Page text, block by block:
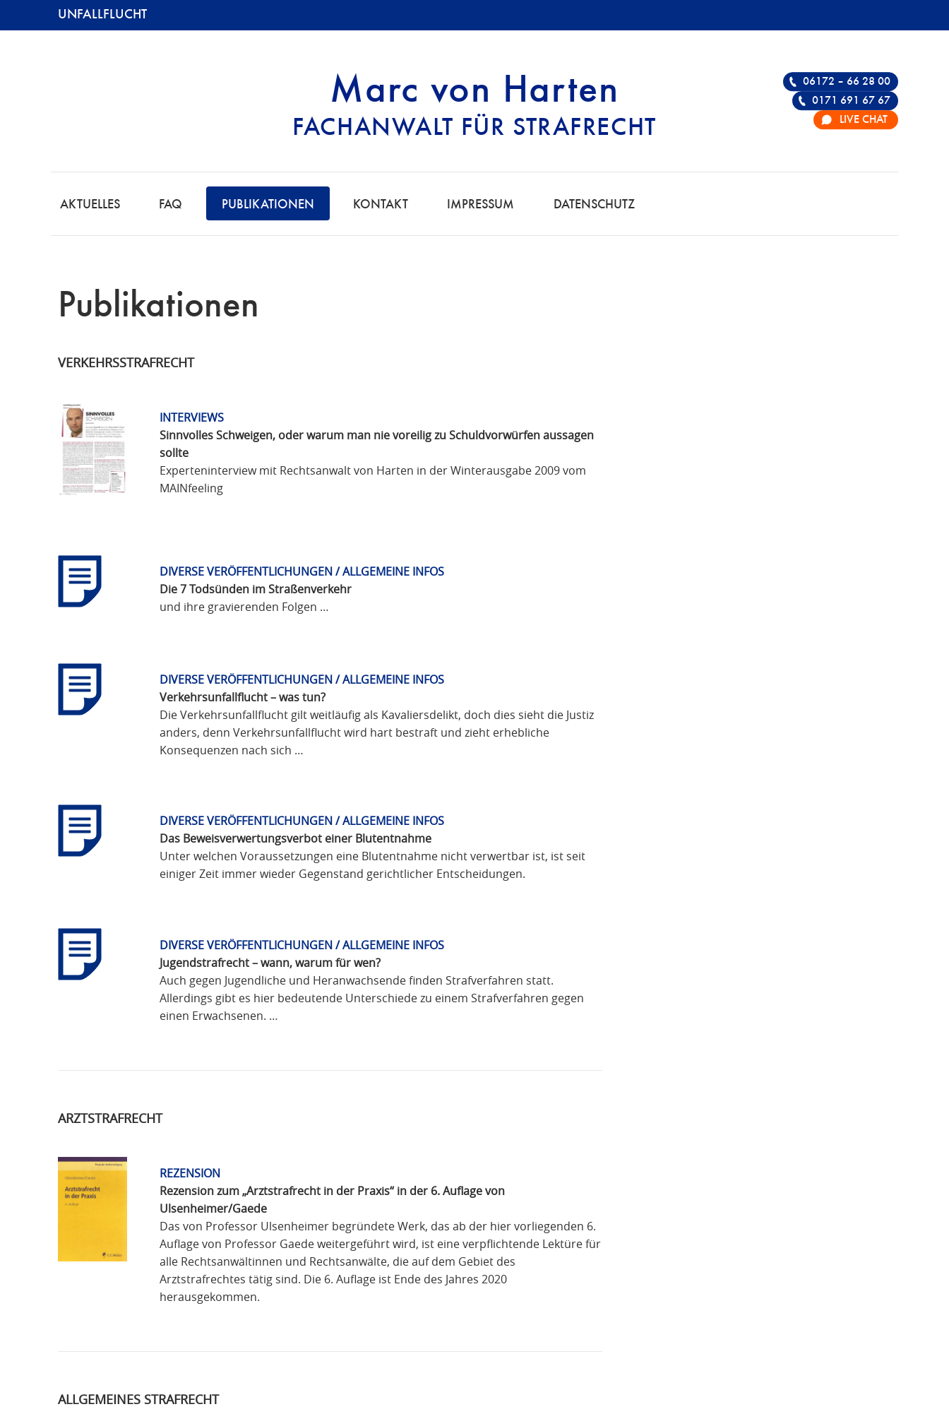
UNFALLFLUCHT
Marc von Harten
FACHANWALT FÜR STRAFRECHT
UNFALLFLUCHT | FACHANWALT FÜR STRAFRECHT –
AKTUELLES FAQ PUBLIKATIONEN KONTAKT IMPRESSUM DATENSCHUTZ
06172 – 66 28 00
0171 691 67 67
LIVE CHAT
Publikationen
VERKEHRSSTRAFRECHT
INTERVIEWS
Sinnvolles Schweigen, oder warum man nie voreilig zu Schuldvorwürfen aussagen
sollte
Experteninterview mit Rechtsanwalt von Harten in der Winterausgabe 2009 vom
MAINfeeling
DIVERSE VERÖFFENTLICHUNGEN / ALLGEMEINE INFOS
Die 7 Todsünden im Straßenverkehr
und ihre gravierenden Folgen …
DIVERSE VERÖFFENTLICHUNGEN / ALLGEMEINE INFOS
Verkehrsunfallflucht – was tun?
Die Verkehrsunfallflucht gilt weitläufig als Kavaliersdelikt, doch dies sieht die Justiz
anders, denn Verkehrsunfallflucht wird hart bestraft und zieht erhebliche
Konsequenzen nach sich …
DIVERSE VERÖFFENTLICHUNGEN / ALLGEMEINE INFOS
Das Beweisverwertungsverbot einer Blutentnahme
Unter welchen Voraussetzungen eine Blutentnahme nicht verwertbar ist, ist seit
einiger Zeit immer wieder Gegenstand gerichtlicher Entscheidungen.
DIVERSE VERÖFFENTLICHUNGEN / ALLGEMEINE INFOS
Jugendstrafrecht – wann, warum für wen?
Auch gegen Jugendliche und Heranwachsende finden Strafverfahren statt.
Allerdings gibt es hier bedeutende Unterschiede zu einem Strafverfahren gegen
einen Erwachsenen. …
ARZTSTRAFRECHT
REZENSION
Rezension zum „Arztstrafrecht in der Praxis“ in der 6. Auflage von
Ulsenheimer/Gaede
Das von Professor Ulsenheimer begründete Werk, das ab der hier vorliegenden 6.
Auflage von Professor Gaede weitergeführt wird, ist eine verpflichtende Lektüre für
alle Rechtsanwältinnen und Rechtsanwälte, die auf dem Gebiet des
Arztstrafrechtes tätig sind. Die 6. Auflage ist Ende des Jahres 2020
herausgekommen.
ALLGEMEINES STRAFRECHT